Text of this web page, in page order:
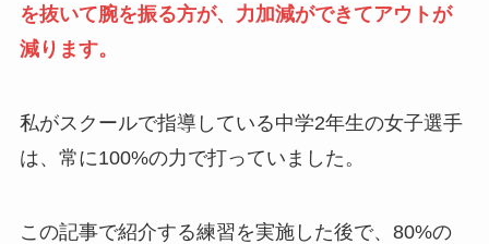
を抜いて腕を振る方が、力加減ができてアウトが
減ります。
私がスクールで指導している中学2年生の女子選手
は、常に100%の力で打っていました。
この記事で紹介する練習を実施した後で、80%の